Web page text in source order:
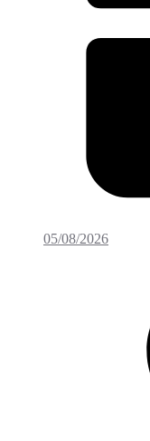
05/08/2026